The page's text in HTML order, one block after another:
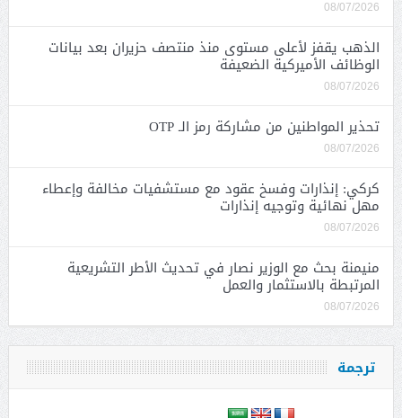
08/07/2026
الذهب يقفز لأعلى مستوى منذ منتصف حزيران بعد بيانات
الوظائف الأميركية الضعيفة
08/07/2026
تحذير المواطنين من مشاركة رمز الـ OTP
08/07/2026
كركي: إنذارات وفسخ عقود مع مستشفيات مخالفة وإعطاء
مهل نهائية وتوجيه إنذارات
08/07/2026
منيمنة بحث مع الوزير نصار في تحديث الأطر التشريعية
المرتبطة بالاستثمار والعمل
08/07/2026
ترجمة